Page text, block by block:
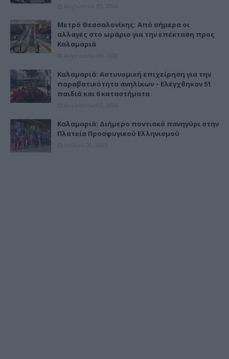
Μετρό Θεσσαλονίκης: Από σήμερα οι
αλλαγές στο ωράριο για την επέκταση προς
Καλαμαριά
Καλαμαριά: Αστυνομική επιχείρηση για την
παραβατικότητα ανηλίκων – Ελέγχθηκαν 51
παιδιά και 6 καταστήματα
Καλαμαριά: Διήμερο ποντιακό πανηγύρι στην
Πλατεία Προσφυγικού Ελληνισμού